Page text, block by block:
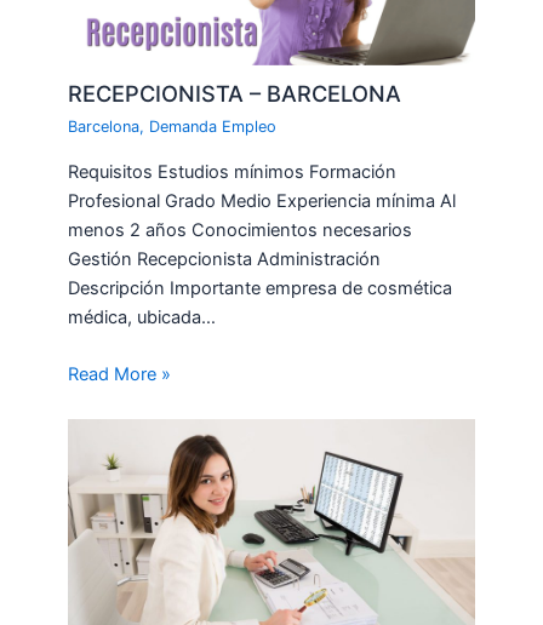
RECEPCIONISTA – BARCELONA
Barcelona, Demanda Empleo
Requisitos Estudios mínimos Formación
Profesional Grado Medio Experiencia mínima Al
menos 2 años Conocimientos necesarios
Gestión Recepcionista Administración
Descripción Importante empresa de cosmética
médica, ubicada…
Read More »